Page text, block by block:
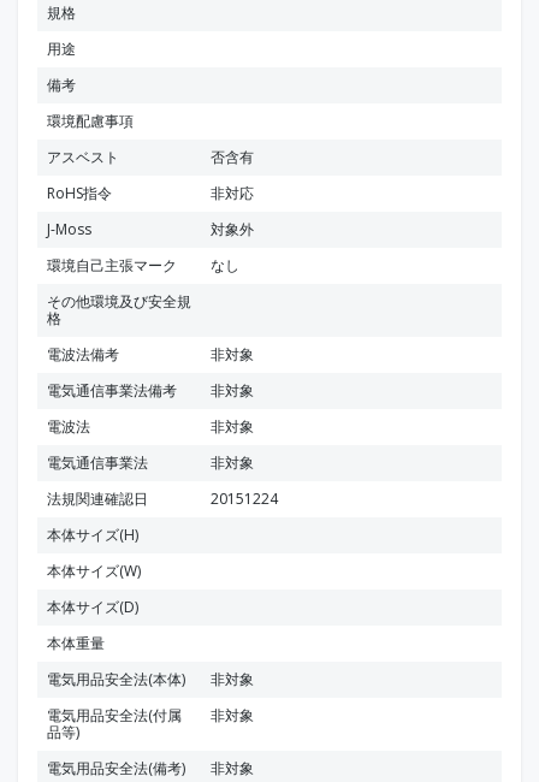
規格
用途
備考
環境配慮事項
アスベスト
否含有
RoHS指令
非対応
J-Moss
対象外
環境自己主張マーク
なし
その他環境及び安全規
格
電波法備考
非対象
電気通信事業法備考
非対象
電波法
非対象
電気通信事業法
非対象
法規関連確認日
20151224
本体サイズ(H)
本体サイズ(W)
本体サイズ(D)
本体重量
電気用品安全法(本体)
非対象
電気用品安全法(付属
品等)
非対象
電気用品安全法(備考) 非対象